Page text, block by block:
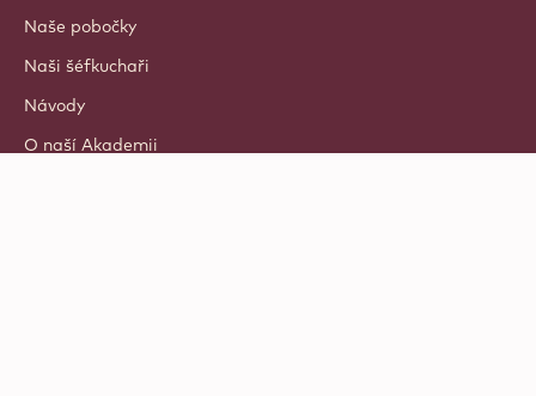
Naše pobočky
Naši šéfkuchaři
Návody
O naší Akademii